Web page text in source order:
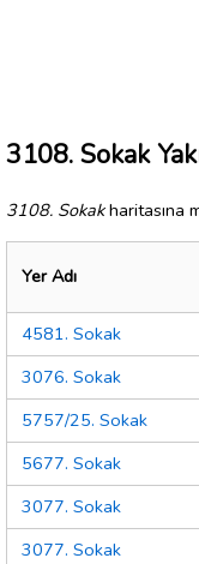
3108. Sokak
3108. Sokakharitasına
Yer Adı
4581. Sokak
3076. Sokak
5757/25. Sokak
5677. Sokak
3077. Sokak
3077. Sokak